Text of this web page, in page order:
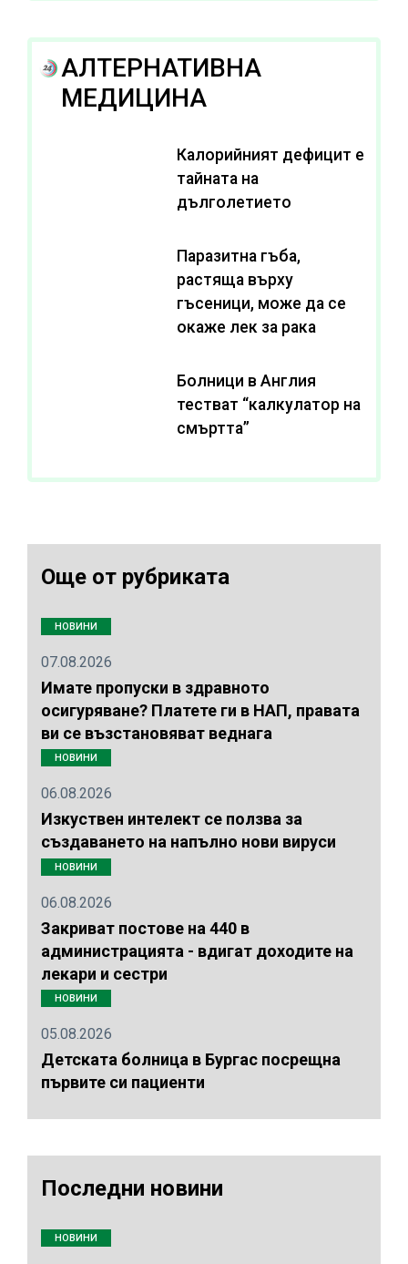
АЛТЕРНАТИВНА
МЕДИЦИНА
Калорийният дефицит е
тайната на
дълголетието
Паразитна гъба,
растяща върху
гъсеници, може да се
окаже лек за рака
Болници в Англия
тестват “калкулатор на
смъртта”
Още от рубриката
НОВИНИ
07.08.2026
Имате пропуски в здравното
осигуряване? Платете ги в НАП, правата
ви се възстановяват веднага
НОВИНИ
06.08.2026
Изкуствен интелект се ползва за
създаването на напълно нови вируси
НОВИНИ
06.08.2026
Закриват постове на 440 в
администрацията - вдигат доходите на
лекари и сестри
НОВИНИ
05.08.2026
Детската болница в Бургас посрещна
първите си пациенти
Последни новини
НОВИНИ